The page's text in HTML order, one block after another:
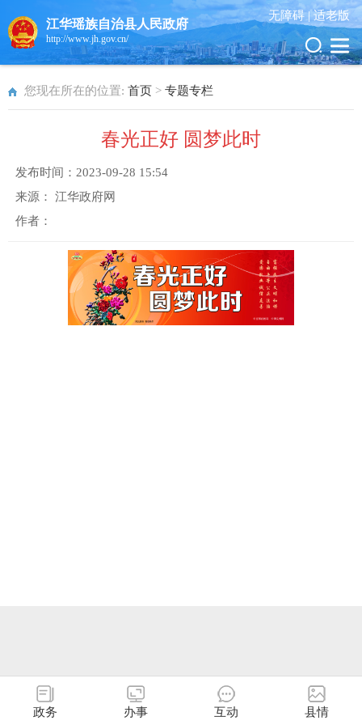
江华瑶族自治县人民政府
http://www.jh.gov.cn/
无障碍 |适老版
您现在所在的位置: 首页 > 专题专栏
春光正好 圆梦此时
发布时间： 2023-09-28 15:54
来源： 江华政府网
作者：
政务 办事 互动 县情